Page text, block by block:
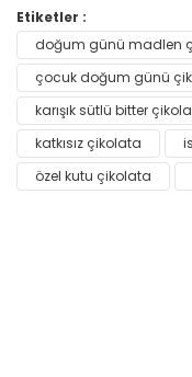
Etiketler :
doğum günü madlen
çocuk doğum günü
karışık sütlü bitter
katkısız çikolata
özel kutu çikolata